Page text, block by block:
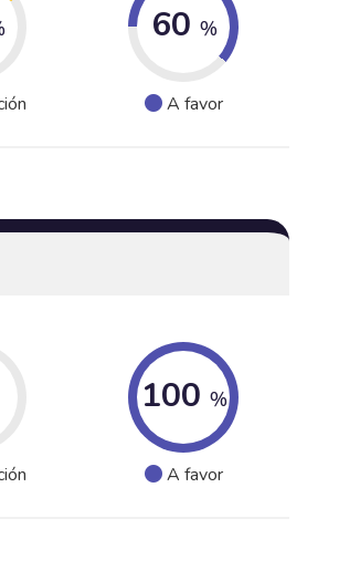
60 %
A favor
100 %
A favor